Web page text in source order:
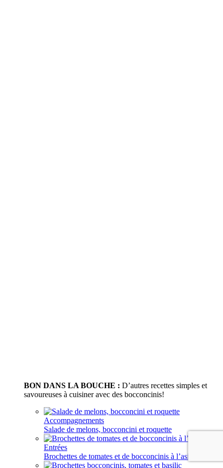
BON DANS LA BOUCHE : D’autres recettes simples et
savoureuses à cuisiner avec des bocconcinis!
Accompagnements
Salade de melons, bocconcini et roquette
Entrées
Brochettes de tomates et de bocconcinis à l’asiatique